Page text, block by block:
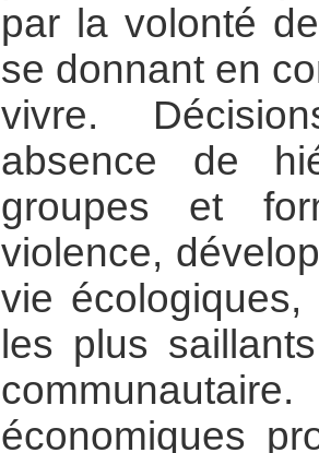
par la volonté
se donnant en
vivre.
absence de
groupes et
violence,
vie
les plus
économiques